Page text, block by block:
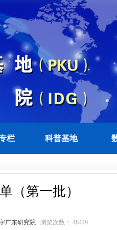
栏 科普基地
（第一批）
广东研究院浏览次数： 48449